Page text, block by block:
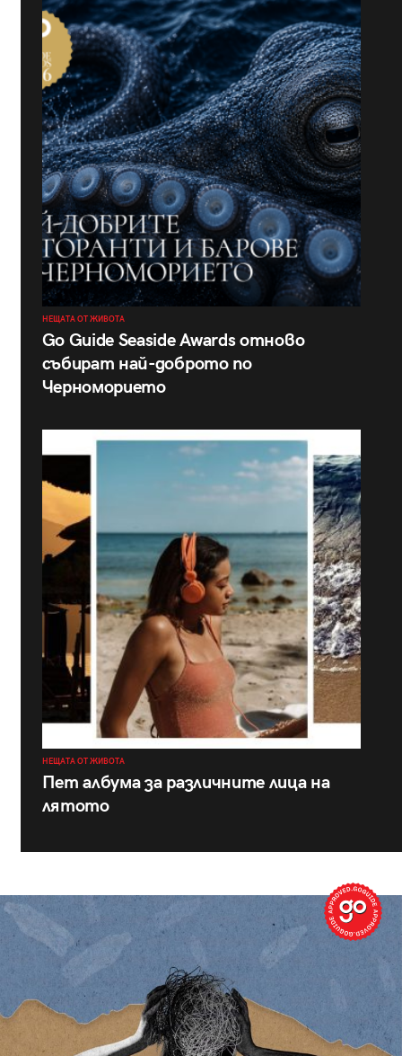
НЕЩАТА ОТ ЖИВОТА
Go Guide Seaside Awards отново
събират най-доброто по
Черноморието
НЕЩАТА ОТ ЖИВОТА
Пет албума за различните лица на
лятото